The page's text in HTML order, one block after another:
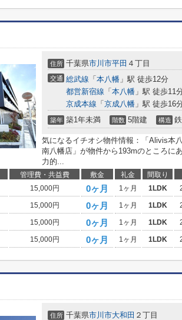
住所 千葉県市川市平田 ４丁目
交通 総武線 「 本八幡 」駅 徒歩12分
都営新宿線 「 本八幡 」駅 徒歩11
京成本線 「 京成八幡 」駅 徒歩16
築年 築1年未満 階数 5階建 構造
気になるイチオシ物件情報：「Alivis本
南八幡店」が物件から193mのところに
力的...
管理費・共益費 敷金 礼金 間取り
15,000円 0ヶ月 1ヶ月 1LDK
15,000円 0ヶ月 1ヶ月 1LDK
15,000円 0ヶ月 1ヶ月 1LDK
15,000円 0ヶ月 1ヶ月 1LDK
住所 千葉県市川市大和田 ２丁目